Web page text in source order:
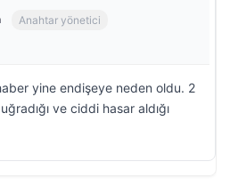
Anahtar yönetici
yine endişeye neden oldu. 2
ve ciddi hasar aldığı